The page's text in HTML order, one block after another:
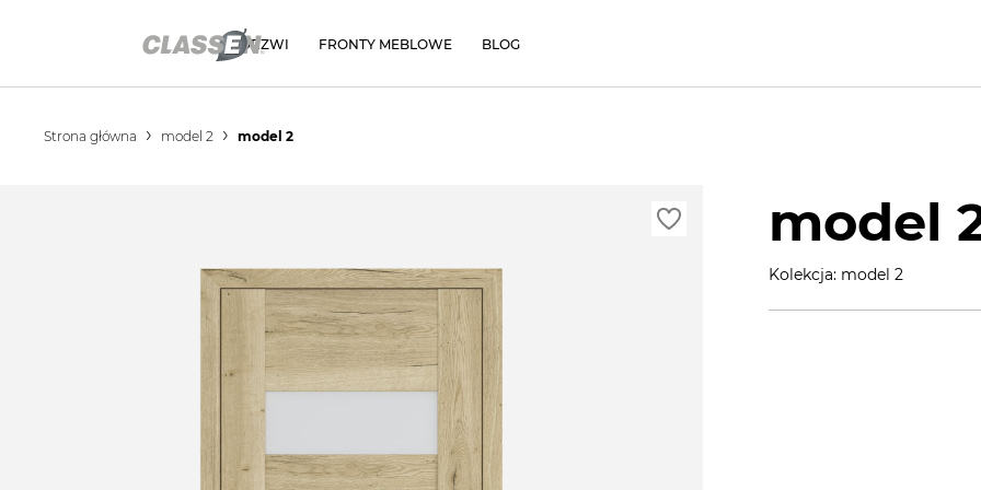
DRZWI FRONTY MEBLOWE BLOG
Strona główna model 2 model 2
model
Kolekcja: model 2